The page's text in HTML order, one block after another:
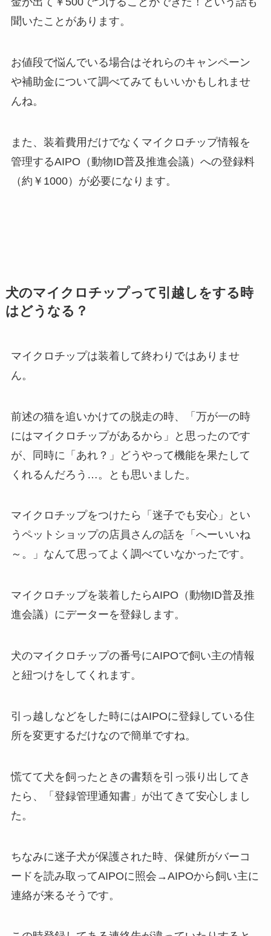
聞いたことがあります。
お値段で悩んでいる場合はそれらのキャンペーン
や補助金について調べてみてもいいかもしれませ
んね。
また、装着費用だけでなくマイクロチップ情報を
管理するAIPO（動物ID普及推進会議）への登録料
（約￥1000）が必要になります。
犬のマイクロチップって引越しをする時
はどうなる？
マイクロチップは装着して終わりではありませ
ん。
前述の猫を追いかけての脱走の時、「万が一の時
にはマイクロチップがあるから」と思ったのです
が、同時に「あれ？」どうやって機能を果たして
くれるんだろう…。とも思いました。
マイクロチップをつけたら「迷子でも安心」とい
うペットショップの店員さんの話を「へーいいね
～。」なんて思ってよく調べていなかったです。
マイクロチップを装着したらAIPO（動物ID普及推
進会議）にデーターを登録します。
犬のマイクロチップの番号にAIPOで飼い主の情報
と紐つけをしてくれます。
引っ越しなどをした時にはAIPOに登録している住
所を変更するだけなので簡単ですね。
慌てて犬を飼ったときの書類を引っ張り出してき
たら、「登録管理通知書」が出てきて安心しまし
た。
ちなみに迷子犬が保護された時、保健所がバーコ
ードを読み取ってAIPOに照会→AIPOから飼い主に
連絡が来るそうです。